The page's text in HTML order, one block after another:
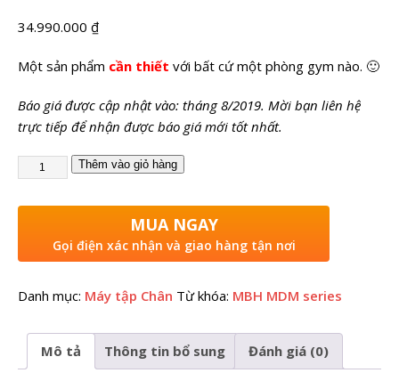
34.990.000 ₫
Một sản phẩm cần thiết với bất cứ một phòng gym nào. 🙂
Báo giá được cập nhật vào: tháng 8/2019. Mời bạn liên hệ
trực tiếp để nhận được báo giá mới tốt nhất.
Thêm vào giỏ hàng
MUA NGAY
Gọi điện xác nhận và giao hàng tận nơi
Danh mục: Máy tập Chân Từ khóa: MBH MDM series
Mô tả Thông tin bổ sung Đánh giá (0)